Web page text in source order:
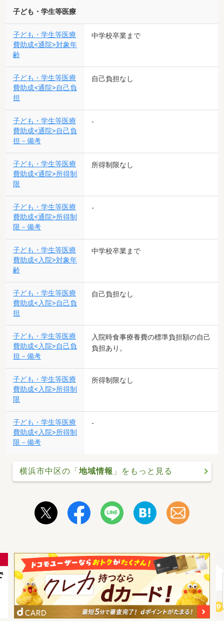
子ども・学生等医療
子ども・学生等医療
費助成<通院>対象年
齢
中学校卒業まで
子ども・学生等医療
費助成<通院>自己負
担
自己負担なし
子ども・学生等医療
費助成<通院>自己負
担－備考
-
子ども・学生等医療
費助成<通院>所得制
限
所得制限なし
子ども・学生等医療
費助成<通院>所得制
限－備考
-
子ども・学生等医療
費助成<入院>対象年
齢
中学校卒業まで
子ども・学生等医療
費助成<入院>自己負
担
自己負担なし
子ども・学生等医療
費助成<入院>自己負
担－備考
入院時食事療養費の標準負担額の自己
負担あり。
子ども・学生等医療
費助成<入院>所得制
限
所得制限なし
子ども・学生等医療
費助成<入院>所得制
限－備考
-
横浜市中区の「地域情報 」をもっと見る